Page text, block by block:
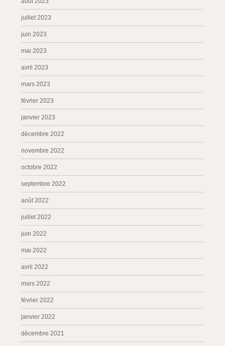
juillet 2023
juin 2023
mai 2023
avril 2023
mars 2023
février 2023
janvier 2023
décembre 2022
novembre 2022
octobre 2022
septembre 2022
août 2022
juillet 2022
juin 2022
mai 2022
avril 2022
mars 2022
février 2022
janvier 2022
décembre 2021